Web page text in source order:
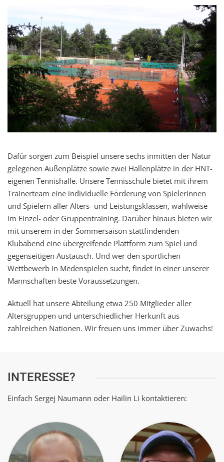
Dafür sorgen zum Beispiel unsere sechs inmitten der Natur
gelegenen Außenplätze sowie zwei Hallenplätze in der HNT-
eigenen Tennishalle. Unsere Tennisschule bietet mit ihrem
Trainerteam eine individuelle Förderung von Spielerinnen
und Spielern aller Alters- und Leistungsklassen, wahlweise
im Einzel- oder Gruppentraining. Darüber hinaus bieten wir
mit unserem in der Sommersaison stattfindenden
Klubabend eine übergreifende Plattform zum Spiel und
gegenseitigen Austausch. Und wer den sportlichen
Wettbewerb in Medenspielen sucht, findet in einer unserer
Mannschaften beste Voraussetzungen.
Aktuell hat unsere Abteilung etwa 250 Mitglieder aller
Altersgruppen und unterschiedlicher Herkunft aus
zahlreichen Nationen. Wir freuen uns immer über Zuwachs!
INTERESSE?
Einfach Sergej Naumann oder Hailin Li kontaktieren: